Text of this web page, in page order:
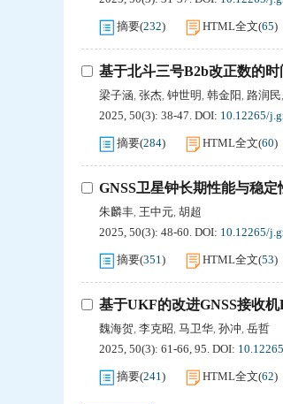
摘要(232) HTML全文(65)
基于北斗三号B2b改正数的
梁子涵, 张杰, 钟世明, 韩金阳, 路润民,
2025, 50(3): 38-47. DOI: 10.12265/
摘要(284) HTML全文(60)
GNSS卫星钟长期性能与稳定
朱麟丰, 王中元, 胡超
2025, 50(3): 48-60. DOI: 10.12265/
摘要(351) HTML全文(53)
基于UKF的改进GNSS接收
魏海贺, 李克昭, 马卫华, 孙冲, 岳哲
2025, 50(3): 61-66, 95. DOI:
摘要(241) HTML全文(62)